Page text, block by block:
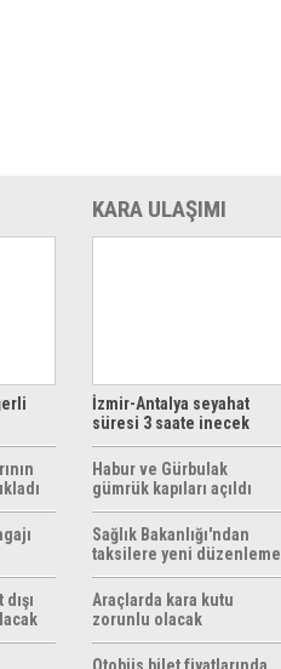
KARA ULAŞIMI
İzmir-Antalya seyahat
süresi 3 saate inecek
Habur ve Gürbulak
gümrük kapıları açıldı
Sağlık Bakanlığı'ndan
taksilere yeni düzenleme
Araçlarda kara kutu
zorunlu olacak